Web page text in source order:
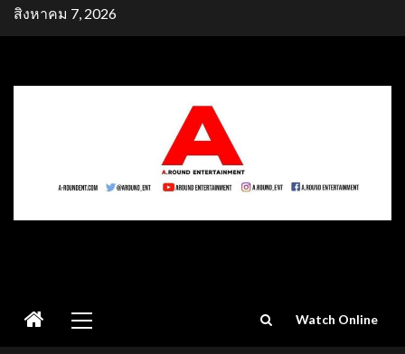
Skipสิงหาคม 7, 2026
Menu
Watch Online